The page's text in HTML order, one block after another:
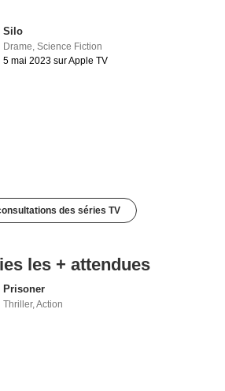
Silo
Drame,Science Fiction
5 mai 2023 sur Apple TV
des séries TV
les + attendues
Prisoner
Thriller,Action